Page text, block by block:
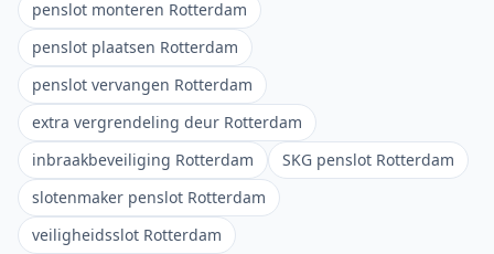
penslot monteren Rotterdam
penslot plaatsen Rotterdam
penslot vervangen Rotterdam
extra vergrendeling deur Rotterdam
inbraakbeveiliging Rotterdam
SKG penslot Rotterdam
slotenmaker penslot Rotterdam
veiligheidsslot Rotterdam